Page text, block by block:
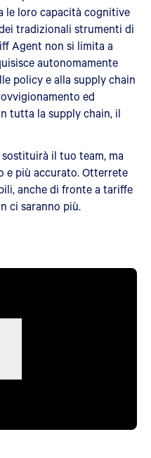
le loro capacità cognitive
tradizionali strumenti di
Agent non si limita a
autonomamente
policy e alla supply chain
ed
tutta la supply chain, il
il tuo team, ma
e più accurato. Otterrete
anche di fronte a tariffe
ci saranno più.